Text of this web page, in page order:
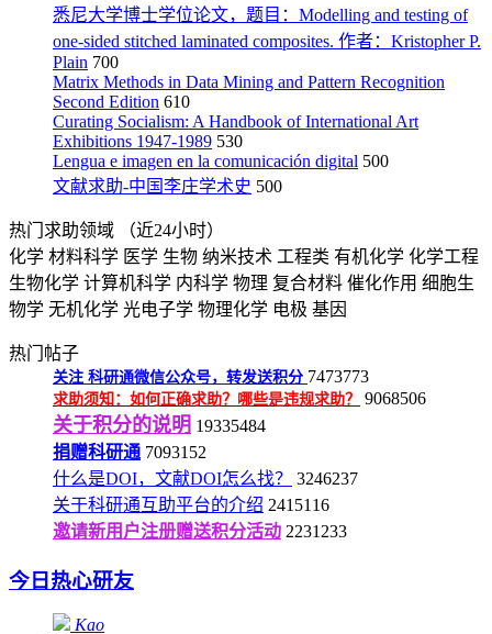
悉尼大学博士学位论文，题目：Modelling and testing of
one-sided stitched laminated composites. 作者：Kristopher P.
Plain 700
Matrix Methods in Data Mining and Pattern Recognition
Second Edition 610
Curating Socialism: A Handbook of International Art
Exhibitions 1947-1989 530
Lengua e imagen en la comunicación digital 500
文献求助-中国李庄学术史 500
热门求助领域
（近24小时）
化学 材料科学 医学 生物 纳米技术 工程类 有机化学 化学工程
生物化学 计算机科学 内科学 物理 复合材料 催化作用 细胞生
物学 无机化学 光电子学 物理化学 电极 基因
热门帖子
关注 科研通微信公众号，转发送积分 7473773
求助须知：如何正确求助？哪些是违规求助？ 9068506
关于积分的说明 19335484
捐赠科研通 7093152
什么是DOI，文献DOI怎么找？
3246237
关于科研通互助平台的介绍 2415116
邀请新用户注册赠送积分活动 2231233
今日热心研友
Kao